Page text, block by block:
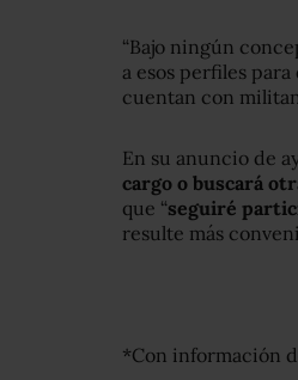
“Bajo ningún
a esos perfiles
cuentan con
En su anuncio de
cargo o buscará
que “seguiré
resulte más
*Con información